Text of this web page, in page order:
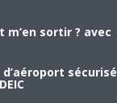
sortir ? avec
sécurisé